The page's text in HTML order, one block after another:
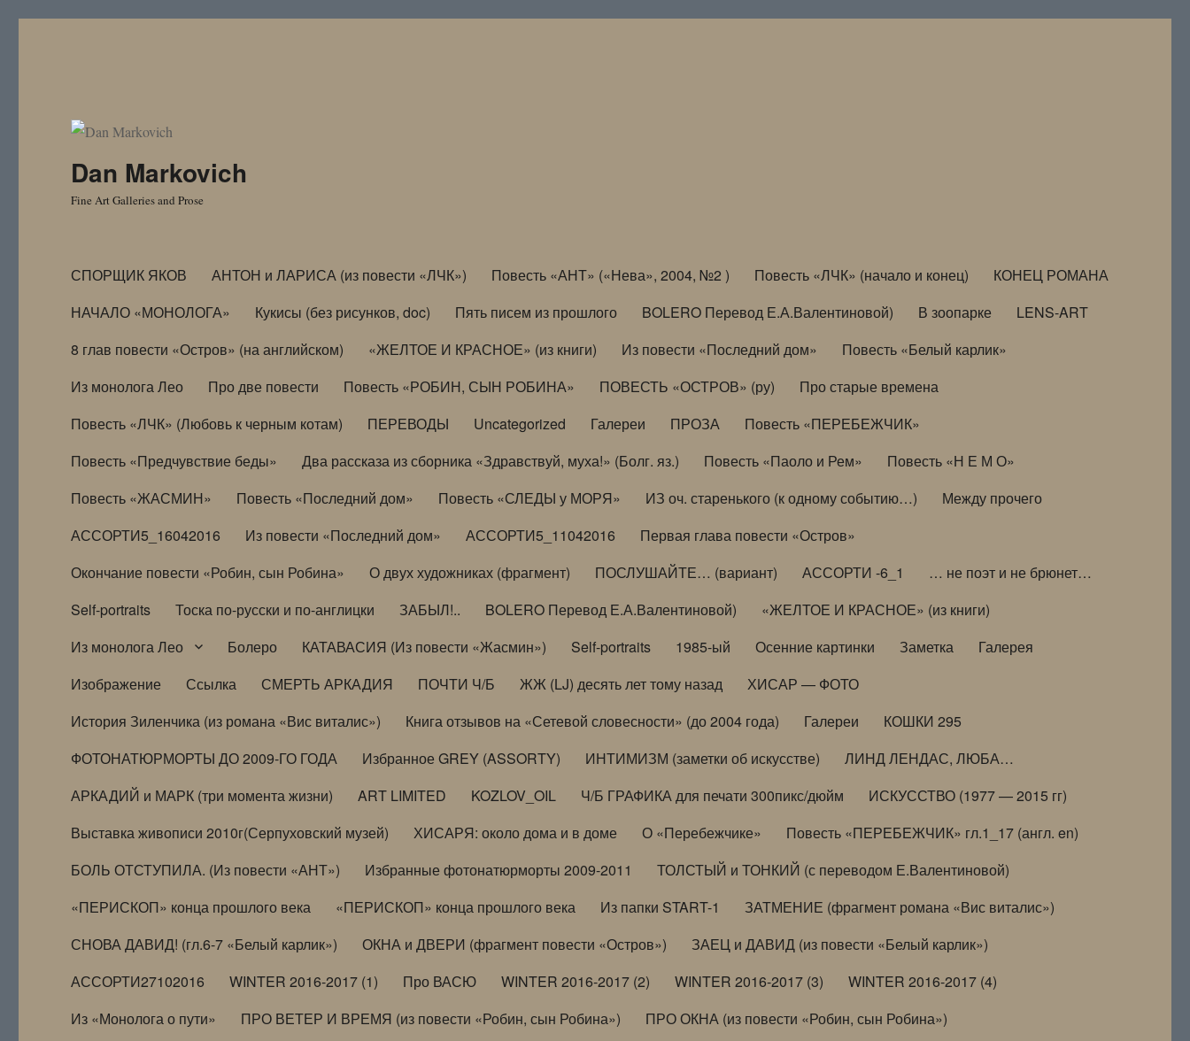
Dan Markovich
Fine Art Galleries and Prose
СПОРЩИК ЯКОВ АНТОН и ЛАРИСА (из повести «ЛЧК») Повесть «АНТ» («Нева», 2004, №2 ) Повесть «ЛЧК» (начало и конец)
КОНЕЦ РОМАНА
НАЧАЛО «МОНОЛОГА»
Кукисы (без рисунков, doc) Пять писем из прошлого BOLERO Перевод Е.А.Валентиновой) В зоопарке
LENS-ART
8 глав повести «Остров» (на английском)
«ЖЕЛТОЕ И КРАСНОЕ» (из книги) Из повести «Последний дом»
Повесть «Белый карлик»
Из монолога Лео
Про две повести Повесть «РОБИН, СЫН РОБИНА» ПОВЕСТЬ «ОСТРОВ» (ру)
Про старые времена
Повесть «ЛЧК» (Любовь к черным котам)
ПЕРЕВОДЫ Uncategorized Галереи ПРОЗА
Повесть «ПЕРЕБЕЖЧИК»
Повесть «Предчувствие беды»
Два рассказа из сборника «Здравствуй, муха!» (Болг. яз.) Повесть «Паоло и Рем»
Повесть «Н Е М О»
Повесть «ЖАСМИН»
Повесть «Последний дом» Повесть «СЛЕДЫ у МОРЯ» ИЗ оч. старенького (к одному событию…)
Между прочего
АССОРТИ5_16042016
Из повести «Последний дом» АССОРТИ5_11042016
Первая глава повести «Остров»
Окончание повести «Робин, сын Робина»
О двух художниках (фрагмент) ПОСЛУШАЙТЕ… (вариант) АССОРТИ -6_1
… не поэт и не брюнет…
Self-portraits
Тоска по-русски и по-англицки ЗАБЫЛ!.. BOLERO Перевод Е.А.Валентиновой)
«ЖЕЛТОЕ И КРАСНОЕ» (из книги)
Из монолога Лео
Болеро КАТАВАСИЯ (Из повести «Жасмин») Self-portraits 1985-ый Осенние картинки Заметка
Галерея
Изображение
Ссылка СМЕРТЬ АРКАДИЯ ПОЧТИ Ч/Б ЖЖ (LJ) десять лет тому назад
ХИСАР — ФОТО
История Зиленчика (из романа «Вис виталис»)
Книга отзывов на «Сетевой словесности» (до 2004 года) Галереи
КОШКИ 295
ФОТОНАТЮРМОРТЫ ДО 2009-ГО ГОДА
Избранное GREY (ASSORTY) ИНТИМИЗМ (заметки об искусстве)
ЛИНД ЛЕНДАС, ЛЮБА…
АРКАДИЙ и МАРК (три момента жизни)
ART LIMITED KOZLOV_OIL Ч/Б ГРАФИКА для печати 300пикс/дюйм
ИСКУССТВО (1977 — 2015 гг)
Выставка живописи 2010г(Серпуховский музей)
ХИСАРЯ: около дома и в доме О «Перебежчике»
Повесть «ПЕРЕБЕЖЧИК» гл.1_17 (англ. en)
БОЛЬ ОТСТУПИЛА. (Из повести «АНТ»)
Избранные фотонатюрморты 2009-2011
ТОЛСТЫЙ и ТОНКИЙ (с переводом Е.Валентиновой)
«ПЕРИСКОП» конца прошлого века
«ПЕРИСКОП» конца прошлого века Из папки START-1
ЗАТМЕНИЕ (фрагмент романа «Вис виталис»)
СНОВА ДАВИД! (гл.6-7 «Белый карлик»)
ОКНА и ДВЕРИ (фрагмент повести «Остров»)
ЗАЕЦ и ДАВИД (из повести «Белый карлик»)
АССОРТИ27102016
WINTER 2016-2017 (1) Про ВАСЮ WINTER 2016-2017 (2) WINTER 2016-2017 (3)
WINTER 2016-2017 (4)
Из «Монолога о пути»
ПРО ВЕТЕР И ВРЕМЯ (из повести «Робин, сын Робина»)
ПРО ОКНА (из повести «Робин, сын Робина»)